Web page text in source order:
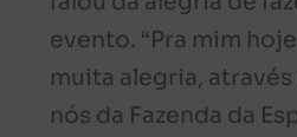
evento. “Pra mim
muita alegria,
nós da Fazenda da